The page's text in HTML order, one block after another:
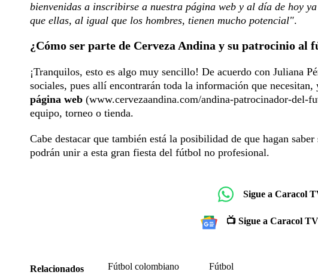
bienvenidas a inscribirse a nuestra página web y al día de hoy
que ellas, al igual que los hombres, tienen mucho potencial".
¿Cómo ser parte de Cerveza Andina y su patrocinio al
¡Tranquilos, esto es algo muy sencillo! De acuerdo con Juliana
sociales, pues allí encontrarán toda la información que necesitan,
página web (www.cervezaandina.com/andina-patrocinador-del-
equipo, torneo o tienda.
Cabe destacar que también está la posibilidad de que hagan
podrán unir a esta gran fiesta del fútbol no profesional.
Sigue a Caracol
📺 Sigue a Caracol
Relacionados Fútbol colombiano Fútbol